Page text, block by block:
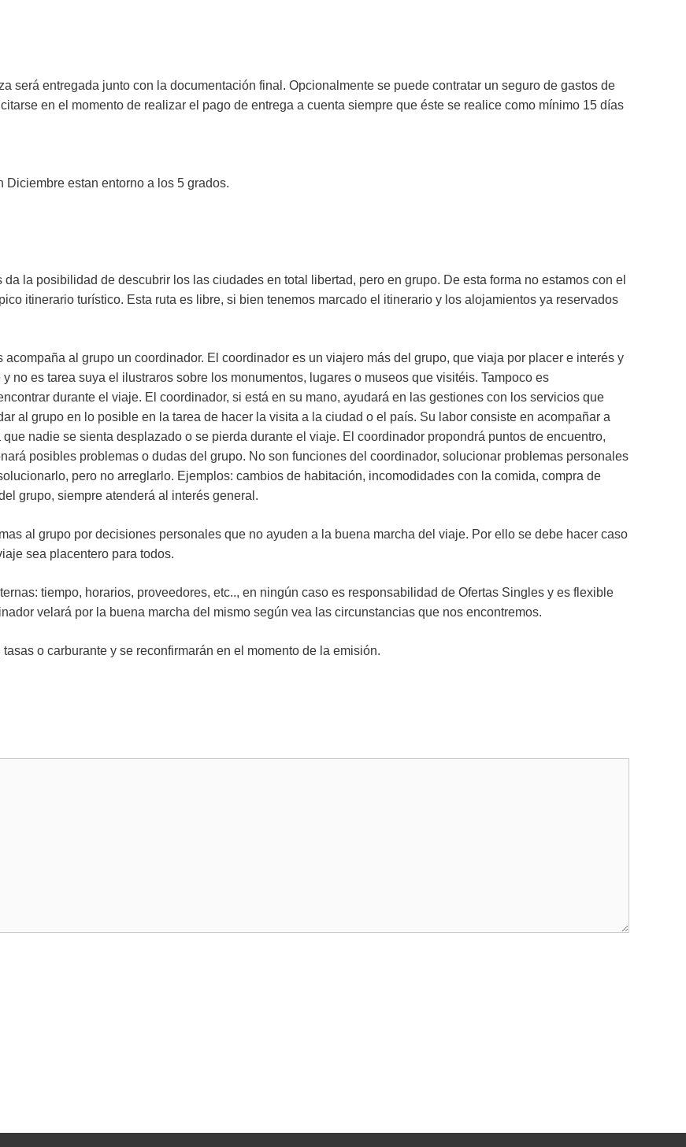
será entregada junto con la documentación final. Opcionalmente se puede contratar un seguro de gastos de
en el momento de realizar el pago de entrega a cuenta siempre que éste se realice como mínimo 15 días
Diciembre estan entorno a los 5 grados.
la posibilidad de descubrir los las ciudades en total libertad, pero en grupo. De esta forma no estamos con el
itinerario turístico. Esta ruta es libre, si bien tenemos marcado el itinerario y los alojamientos ya reservados
al grupo un coordinador. El coordinador es un viajero más del grupo, que viaja por placer e interés y
no es tarea suya el ilustraros sobre los monumentos, lugares o museos que visitéis. Tampoco es
durante el viaje. El coordinador, si está en su mano, ayudará en las gestiones con los servicios que
al grupo en lo posible en la tarea de hacer la visita a la ciudad o el país. Su labor consiste en acompañar a
nadie se sienta desplazado o se pierda durante el viaje. El coordinador propondrá puntos de encuentro,
posibles problemas o dudas del grupo. No son funciones del coordinador, solucionar problemas personales
pero no arreglarlo. Ejemplos: cambios de habitación, incomodidades con la comida, compra de
grupo, siempre atenderá al interés general.
al grupo por decisiones personales que no ayuden a la buena marcha del viaje. Por ello se debe hacer caso
sea placentero para todos.
tiempo, horarios, proveedores, etc.., en ningún caso es responsabilidad de Ofertas Singles y es flexible
velará por la buena marcha del mismo según vea las circunstancias que nos encontremos.
o carburante y se reconfirmarán en el momento de la emisión.